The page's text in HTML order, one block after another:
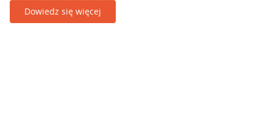
Dowiedz się więcej